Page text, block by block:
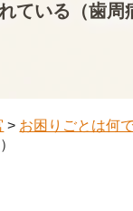
ている（歯周
> お困りごとは何